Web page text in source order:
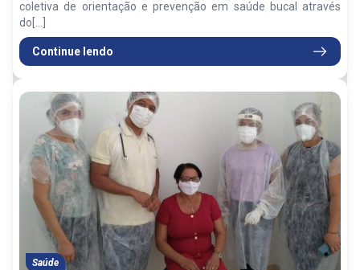
coletiva de orientação e prevenção em saúde bucal através
do[...]
Continue lendo
Saúde